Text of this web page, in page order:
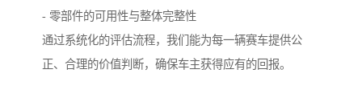
- 零部件的可用性与整体完整性
通过系统化的评估流程，我们能为每一辆赛车提供公
正、合理的价值判断，确保车主获得应有的回报。